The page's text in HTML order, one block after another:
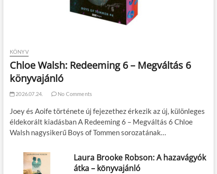
KÖNYV
Chloe Walsh: Redeeming 6 – Megváltás 6
könyvajánló
2026.07.24. No Comments
Joey és Aoife története új fejezethez érkezik az új, különleges
éldekorált kiadásban A Redeeming 6 – Megváltás 6 Chloe
Walsh nagysikerű Boys of Tommen sorozatának…
Laura Brooke Robson: A hazavágyók
átka – könyvajánló